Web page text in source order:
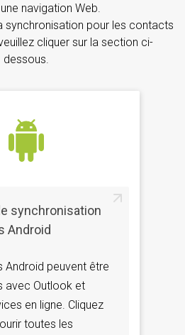
navigation Web.
synchronisation pour les contacts
cliquer sur la section ci-
dessous.
synchronisation
Android
Android peuvent être
avec Outlook et
en ligne. Cliquez
toutes les